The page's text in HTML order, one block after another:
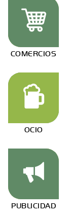
COMERCIOS
OCIO
PUBLICIDAD